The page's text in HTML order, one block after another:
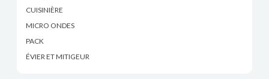
CUISINIÈRE
MICRO ONDES
PACK
ÉVIER ET MITIGEUR